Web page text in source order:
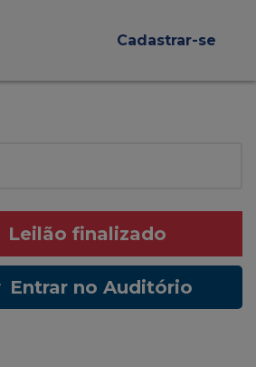
Cadastrar-se
Leilão finalizado
Entrar no Auditório